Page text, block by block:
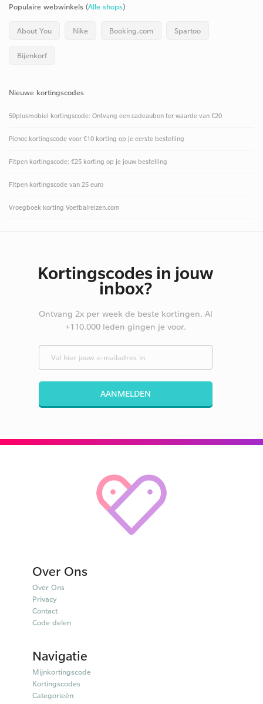
Populaire webwinkels (Alle shops)
About You Nike Booking.com Spartoo
Bijenkorf
Nieuwe kortingscodes
50plusmobiel kortingscode: Ontvang een cadeaubon ter waarde van €20
Picnoc kortingscode voor €10 korting op je eerste bestelling
Fitpen kortingscode: €25 korting op je jouw bestelling
Fitpen kortingscode van 25 euro
Vroegboek korting Voetbalreizen.com
Kortingscodes in jouw
inbox?
Ontvang 2x per week de beste kortingen. Al
+110.000 leden gingen je voor.
AANMELDEN
Over Ons
Over Ons
Privacy
Contact
Code delen
Navigatie
Mijnkortingscode
Kortingscodes
Categorieën